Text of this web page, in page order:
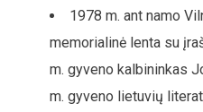
1978 m. ant namo
memorialinė lenta su
m. gyveno kalbininkas
m. gyveno lietuvių